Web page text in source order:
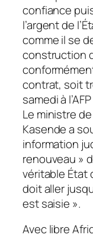
confiance
l’argent de
comme il se
construction
contrat, soit
samedi à
Le ministre
Kasende a
information
renouveau »
véritable État
doit aller
est saisie ».​
Avec libre